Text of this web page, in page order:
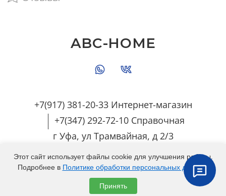
+7(917) 381-20-33 Интернет-магазин
+7(347) 292-72-10 Справочная
г Уфа, ул Трамвайная, д 2/3
ABC-HOME
Любое использование контента без письменного
Этот сайт использует файлы cookie для улучшения работы.
Подробнее в Политике обработки персональных данных.
Принять